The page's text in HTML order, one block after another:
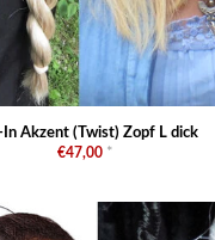
In Akzent (Twist) Zopf L dick
€47,00 *